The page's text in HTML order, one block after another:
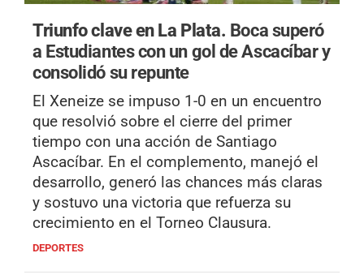
Triunfo clave en La Plata. Boca superó
a Estudiantes con un gol de Ascacíbar y
consolidó su repunte
El Xeneize se impuso 1-0 en un encuentro
que resolvió sobre el cierre del primer
tiempo con una acción de Santiago
Ascacíbar. En el complemento, manejó el
desarrollo, generó las chances más claras
y sostuvo una victoria que refuerza su
crecimiento en el Torneo Clausura.
DEPORTES